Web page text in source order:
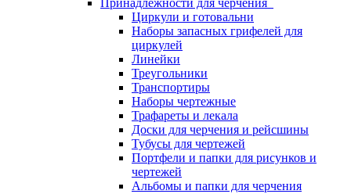
Принадлежности для черчения
Циркули и готовальни
Наборы запасных грифелей для
циркулей
Линейки
Треугольники
Транспортиры
Наборы чертежные
Трафареты и лекала
Доски для черчения и рейсшины
Тубусы для чертежей
Портфели и папки для рисунков и
чертежей
Альбомы и папки для черчения